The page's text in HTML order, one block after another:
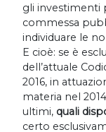
gli investimenti
commessa
individuare le
E cioè: se è
dell’attuale
2016, in
materia nel
ultimi, quali
certo